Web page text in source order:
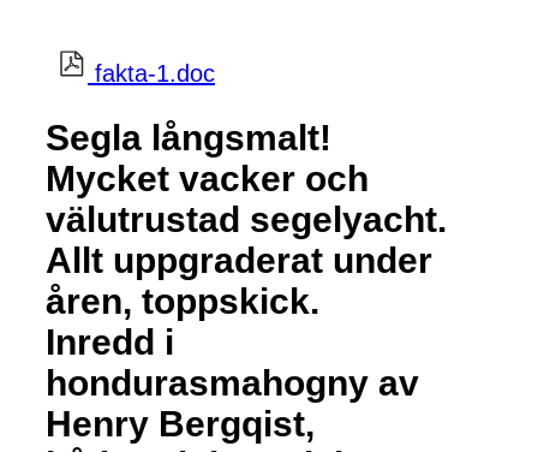
fakta-1.doc
Segla långsmalt!
Mycket vacker och
välutrustad segelyacht.
Allt uppgraderat under
åren, toppskick.
Inredd i
hondurasmahogny av
Henry Bergqist,